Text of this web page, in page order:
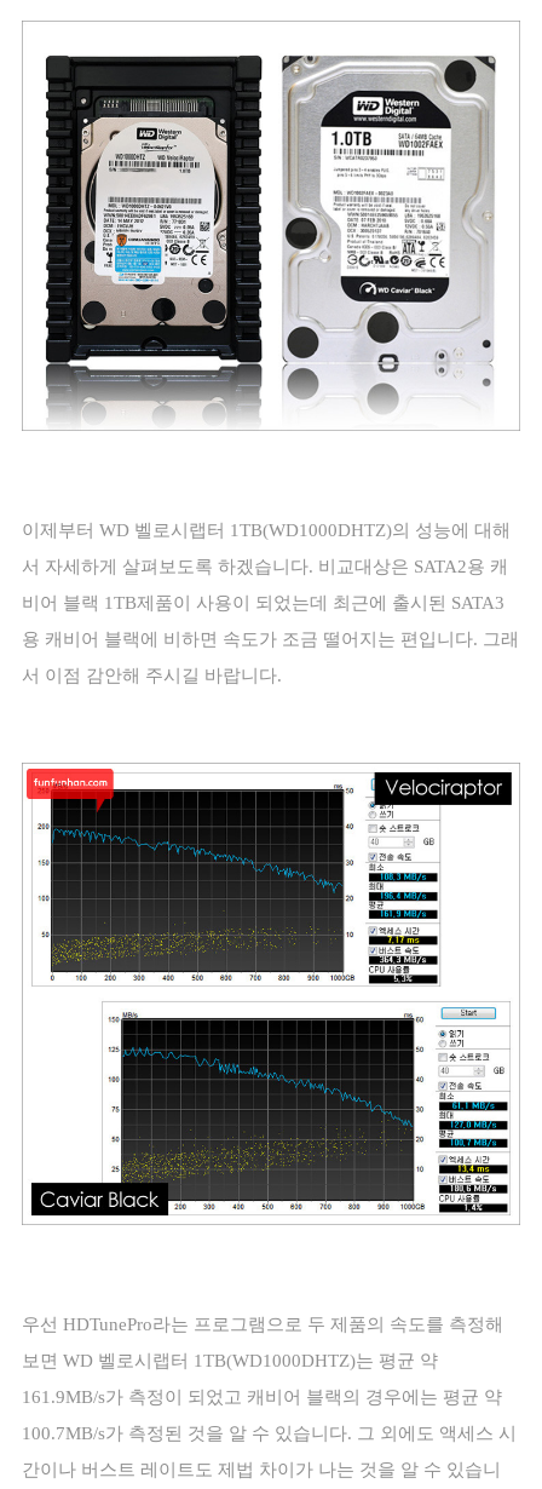
이제부터 WD 벨로시랩터 1TB(WD1000DHTZ)의 성능에 대해
서 자세하게 살펴보도록 하겠습니다. 비교대상은 SATA2용 캐
비어 블랙 1TB제품이 사용이 되었는데 최근에 출시된 SATA3
용 캐비어 블랙에 비하면 속도가 조금 떨어지는 편입니다. 그래
서 이점 감안해 주시길 바랍니다.
우선 HDTunePro라는 프로그램으로 두 제품의 속도를 측정해
보면 WD 벨로시랩터 1TB(WD1000DHTZ)는 평균 약
161.9MB/s가 측정이 되었고 캐비어 블랙의 경우에는 평균 약
100.7MB/s가 측정된 것을 알 수 있습니다. 그 외에도 액세스 시
간이나 버스트 레이트도 제법 차이가 나는 것을 알 수 있습니